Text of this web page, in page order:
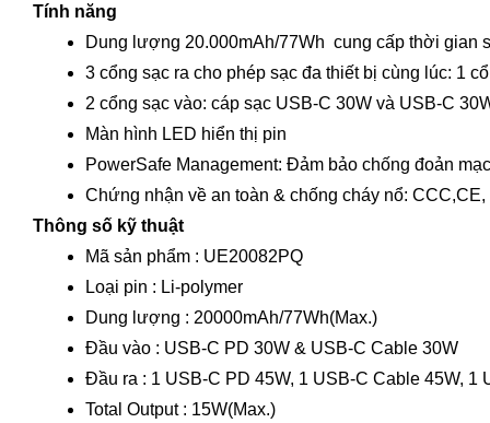
Tính năng
Dung lượng 20.000mAh/77Wh  cung cấp thời
3 cổng sạc ra cho phép sạc đa thiết bị cùng lúc: 1
2 cổng sạc vào: cáp sạc USB-C 30W và USB-C
Màn hình LED hiển thị pin
PowerSafe Management: Đảm bảo chống đoản
Chứng nhận về an toàn & chống cháy nổ:
Thông số kỹ thuật
Mã sản phẩm : UE20082PQ
Loại pin : Li-polymer
Dung lượng : 20000mAh/77Wh(Max.)
Đầu vào : USB-C PD 30W & USB-C Cable 30W
Đầu ra : 1 USB-C PD 45W, 1 USB-C Cable 45W, 1
Total Output : 15W(Max.)